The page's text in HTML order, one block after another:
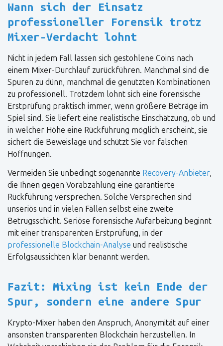
Wann sich der Einsatz
professioneller Forensik trotz
Mixer-Verdacht lohnt
Nicht in jedem Fall lassen sich gestohlene Coins nach
einem Mixer-Durchlauf zurückführen. Manchmal sind die
Spuren zu dünn, manchmal die genutzten Kombinationen
zu professionell. Trotzdem lohnt sich eine forensische
Erstprüfung praktisch immer, wenn größere Beträge im
Spiel sind. Sie liefert eine realistische Einschätzung, ob und
in welcher Höhe eine Rückführung möglich erscheint, sie
sichert die Beweislage und schützt Sie vor falschen
Hoffnungen.
Vermeiden Sie unbedingt sogenannte Recovery-Anbieter,
die Ihnen gegen Vorabzahlung eine garantierte
Rückführung versprechen. Solche Versprechen sind
unseriös und in vielen Fällen selbst eine zweite
Betrugsschicht. Seriöse forensische Aufarbeitung beginnt
mit einer transparenten Erstprüfung, in der
professionelle Blockchain-Analyse und realistische
Erfolgsaussichten klar benannt werden.
Fazit: Mixing ist kein Ende der
Spur, sondern eine andere Spur
Krypto-Mixer haben den Anspruch, Anonymität auf einer
ansonsten transparenten Blockchain herzustellen. In